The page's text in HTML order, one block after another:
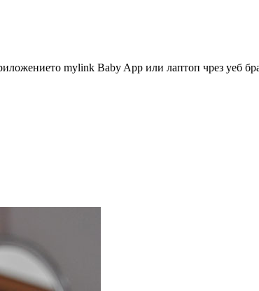
mylink Baby App или лаптоп чрез уеб